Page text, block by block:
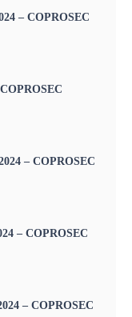
– COPROSEC
– COPROSEC
– COPROSEC
– COPROSEC